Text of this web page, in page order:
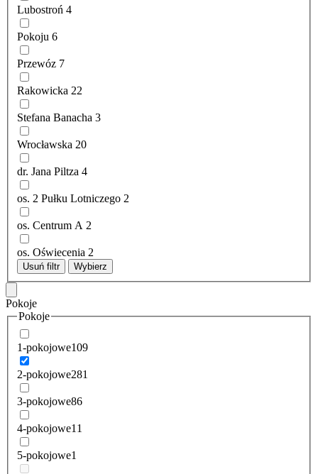
Lubostroń 4
Pokoju 6
Przewóz 7
Rakowicka 22
Stefana Banacha 3
Wrocławska 20
dr. Jana Piltza 4
os. 2 Pułku Lotniczego 2
os. Centrum A 2
os. Oświecenia 2
Usuń filtr Wybierz
Pokoje
Pokoje
1-pokojowe109
2-pokojowe281
3-pokojowe86
4-pokojowe11
5-pokojowe1